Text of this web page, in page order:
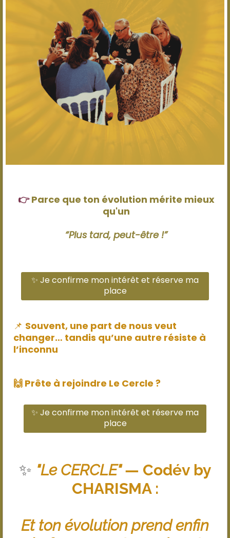
👉Parce que ton évolution mérite mieux
qu'un
“Plus tard, peut-être !”
✨ Je confirme mon intérêt et réserve ma
place
📌 Souvent, une part de nous veut
changer… tandis qu’une autre résiste à
l’inconnu
🙌 Prête à rejoindre Le Cercle ?
✨ Je confirme mon intérêt et réserve ma
place
✨ "Le CERCLE"— Codév by
CHARISMA :
Et ton évolution prend enfin